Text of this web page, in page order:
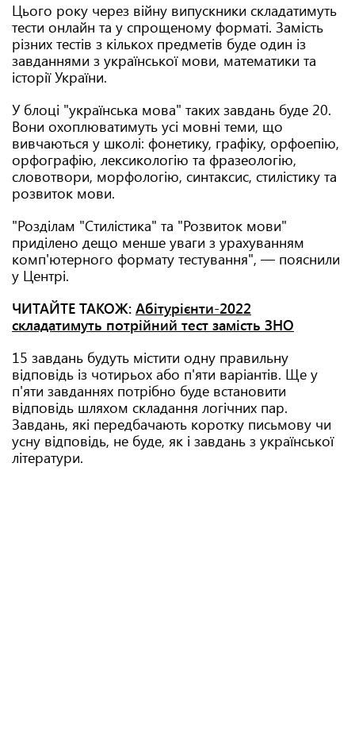
Цього року через війну випускники складатимуть
тести онлайн та у спрощеному форматі. Замість
різних тестів з кількох предметів буде один із
завданнями з української мови, математики та
історії України.
У блоці "українська мова" таких завдань буде 20.
Вони охоплюватимуть усі мовні теми, що
вивчаються у школі: фонетику, графіку, орфоепію,
орфографію, лексикологію та фразеологію,
словотвори, морфологію, синтаксис, стилістику та
розвиток мови.
"Розділам "Стилістика" та "Розвиток мови"
приділено дещо менше уваги з урахуванням
комп'ютерного формату тестування", — пояснили
у Центрі.
ЧИТАЙТЕ ТАКОЖ: Абітурієнти-2022
складатимуть потрійний тест замість ЗНО
15 завдань будуть містити одну правильну
відповідь із чотирьох або п'яти варіантів. Ще у
п'яти завданнях потрібно буде встановити
відповідь шляхом складання логічних пар.
Завдань, які передбачають коротку письмову чи
усну відповідь, не буде, як і завдань з української
літератури.